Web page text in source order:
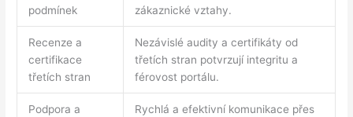
podmínek
zákaznické vztahy.
Recenze a
certifikace
třetích stran
Nezávislé audity a certifikáty od
třetích stran potvrzují integritu a
férovost portálu.
Podpora a
Rychlá a efektivní komunikace přes